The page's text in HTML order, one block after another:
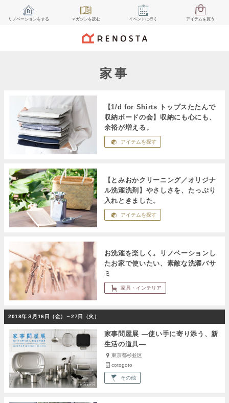
リノベーションをする マガジンを読む イベント に行く アイテムを買う
家事
【1/d for Shirts トップスたたんで
収納ボードの会】収納にも心にも、
余裕が増える。
アイテムを探す
【とみおかクリーニング／オリジナ
ル洗濯洗剤】やさしさを、たっぷり
入れときました。
アイテムを探す
お洗濯を楽しく。リノベーションし
たお家で使いたい、素敵な洗濯バサ
ミ
家具・インテリア
2018年３月16日（金）～27日（火）
家事問屋展 ―使い手に寄り添う、新
生活の道具―
東京都杉並区
cotogoto
その他